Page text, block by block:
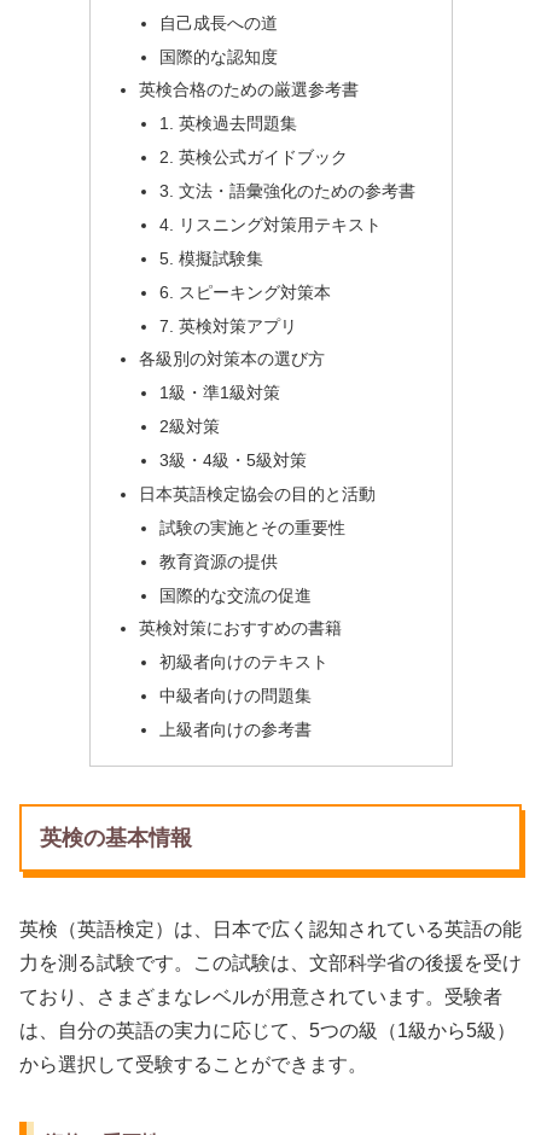
自己成長への道
国際的な認知度
英検合格のための厳選参考書
1. 英検過去問題集
2. 英検公式ガイドブック
3. 文法・語彙強化のための参考書
4. リスニング対策用テキスト
5. 模擬試験集
6. スピーキング対策本
7. 英検対策アプリ
各級別の対策本の選び方
1級・準1級対策
2級対策
3級・4級・5級対策
日本英語検定協会の目的と活動
試験の実施とその重要性
教育資源の提供
国際的な交流の促進
英検対策におすすめの書籍
初級者向けのテキスト
中級者向けの問題集
上級者向けの参考書
英検の基本情報
英検（英語検定）は、日本で広く認知されている英語の能
力を測る試験です。この試験は、文部科学省の後援を受け
ており、さまざまなレベルが用意されています。受験者
は、自分の英語の実力に応じて、5つの級（1級から5級）
から選択して受験することができます。